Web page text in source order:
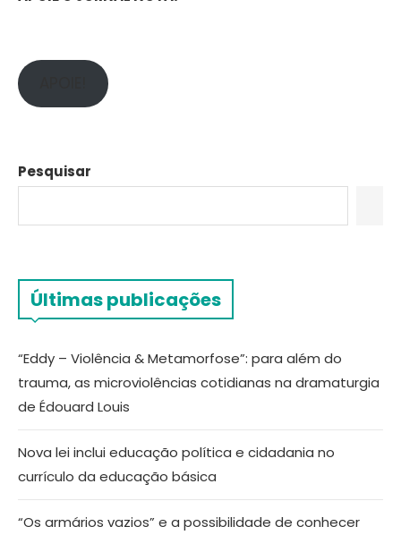
Pesquisar
Últimas publicações
“Eddy – Violência & Metamorfose”: para além do
trauma, as microviolências cotidianas na dramaturgia
de Édouard Louis
Nova lei inclui educação política e cidadania no
currículo da educação básica
“Os armários vazios” e a possibilidade de conhecer